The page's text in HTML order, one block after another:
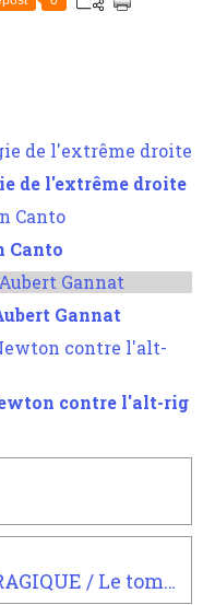
de l'extrême droite
Canto
Gannat
contre l'alt-rig
SUR LA TRAGEDIE ET LE TRAGIQUE / Le tombeau d'OEdipe par William Marx.